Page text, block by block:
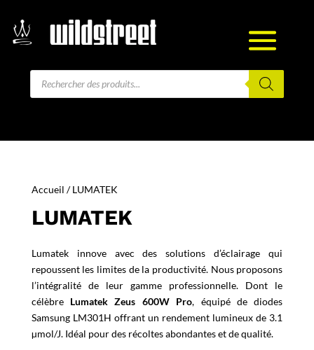
Recherche
Accueil / LUMATEK
LUMATEK
Lumatek innove avec des solutions d’éclairage qui
repoussent les limites de la productivité. Nous proposons
l’intégralité de leur gamme professionnelle. Dont le
célèbre Lumatek Zeus 600W Pro, équipé de diodes
Samsung LM301H offrant un rendement lumineux de 3.1
µmol/J. Idéal pour des récoltes abondantes et de qualité.